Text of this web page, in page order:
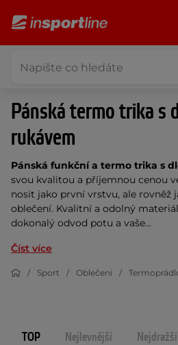
Pánská termo trika s
rukávem
Pánská funkční a termo trika s
svou kvalitou a příjemnou cenou
nosit jako první vrstvu, ale rovněž
oblečení. Kvalitní a odolný
dokonalý odvod potu a vaše...
Číst více
Sport Oblečení
TOP Nejlevnější Nejdražší